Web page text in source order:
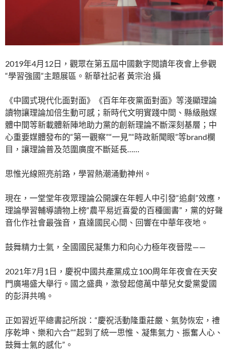
2019年4月12日，觀眾在第五屆中國數字閱讀年夜會上參觀
“學習強國”主題展區。新華社記者 黃宗治 攝
《中國式現代化面對面》《百年年夜黨面對面》等淺顯理論
讀物讓理論加倍生動可感；新時代文明實踐中間、縣級融媒
體中間等新載體新陣地助力黨的創新理論不斷深刻基層；中
心重要媒體發布的“第一觀察”“一見”“時政新聞眼”等brand欄
目，讓理論普及范圍廣度不斷延長……
思惟光線照亮前路，學習熱潮涌動神州。
現在，一堂堂年夜眾理論公開課在年輕人中引發“追劇”效應，
理論學習輔導讀物上榜“農平易近喜愛的百種圖書”，黨的好聲
音化作社會最強音，直達國民心間、回響在中華年夜地。
鼓舞精力士氣，全國國民凝集力和向心力極年夜晉陞——
2021年7月1日，慶祝中國共產黨成立100周年年夜會在天安
門廣場盛大舉行。國之盛典，激發起億萬中華兒女愛黨愛國
的彭湃共鳴。
正如習近平總書記所說：“慶祝活動隆重莊嚴、氣勢恢宏，禮
序乾坤、樂和六合”“起到了統一思惟、凝集氣力、振奮人心、
鼓舞士氣的感化”。